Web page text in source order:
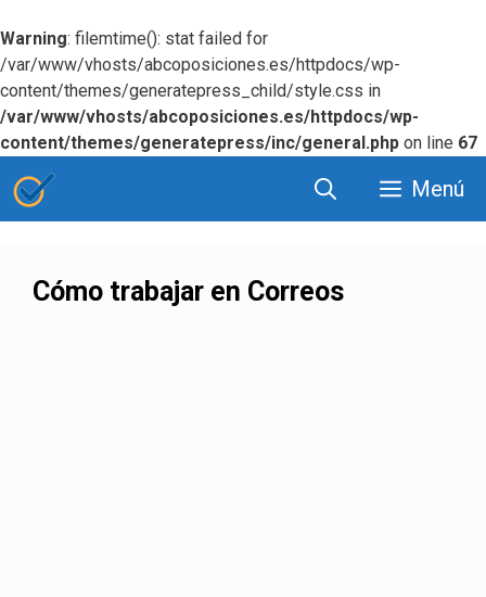
Warning: filemtime(): stat failed for
/var/www/vhosts/abcoposiciones.es/httpdocs/wp-
content/themes/generatepress_child/style.css in
/var/www/vhosts/abcoposiciones.es/httpdocs/wp-
content/themes/generatepress/inc/general.php on line 67
contenido
Menú
Cómo trabajar en Correos